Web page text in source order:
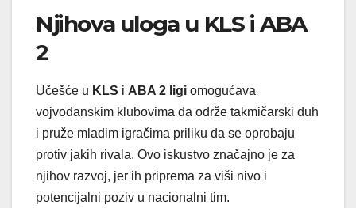
Njihova uloga u KLS i ABA
2
Učešće u KLS i ABA 2 ligi omogućava
vojvođanskim klubovima da održe takmičarski duh
i pruže mladim igračima priliku da se oprobaju
protiv jakih rivala. Ovo iskustvo značajno je za
njihov razvoj, jer ih priprema za viši nivo i
potencijalni poziv u nacionalni tim.